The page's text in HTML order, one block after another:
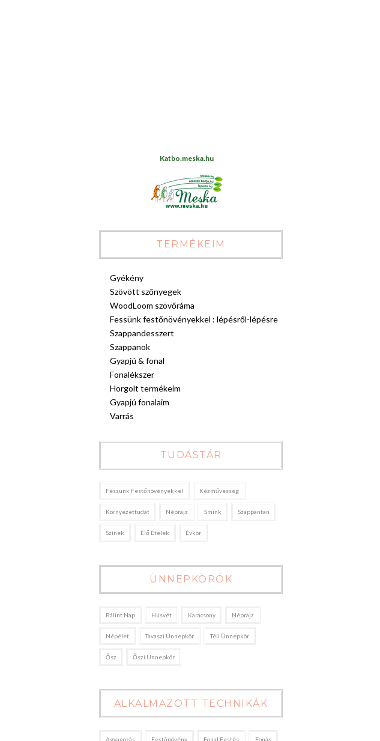
Katbo.meska.hu
TERMÉKEIM
Gyékény
Szövött szőnyegek
WoodLoom szövőráma
Fessünk festőnövényekkel : lépésről-lépésre
Szappandesszert
Szappanok
Gyapjú & fonal
Fonalékszer
Horgolt termékeim
Gyapjú fonalaim
Varrás
TUDÁSTÁR
Fessünk Festőnövényekkel Kézművesség
Környezettudat Néprajz Smink Szappantan
Színek Élő Ételek Évkör
ÜNNEPKÖRÖK
Bálint Nap Húsvét Karácsony Néprajz
Népélet Tavaszi Ünnepkör Téli Ünnepkör
Ősz Őszi Ünnepkör
ALKALMAZOTT TECHNIKÁK
Agyagozás Festőnövény Fonal Festés Fonás